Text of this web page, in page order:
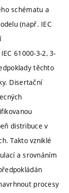
schématu a
(např. IEC
61000-3-2, 3-
těchto
Disertační
distribuce v
Takto vzniklé
a srovnáním
procesy